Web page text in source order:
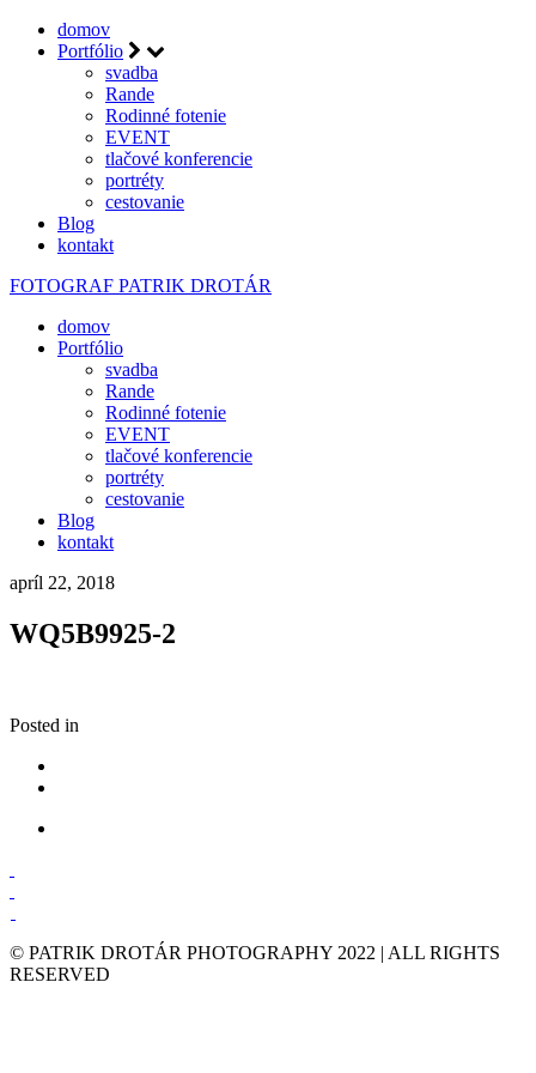
domov
Portfólio
svadba
Rande
Rodinné fotenie
EVENT
tlačové konferencie
portréty
cestovanie
Blog
kontakt
FOTOGRAF PATRIK DROTÁR
domov
Portfólio
svadba
Rande
Rodinné fotenie
EVENT
tlačové konferencie
portréty
cestovanie
Blog
kontakt
apríl 22, 2018
WQ5B9925-2
Posted in
© PATRIK DROTÁR PHOTOGRAPHY 2022 | ALL RIGHTS
RESERVED